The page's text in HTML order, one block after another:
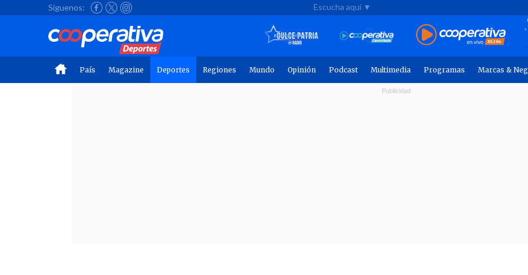
Síguenos: Escucha aquí ▼
País Magazine Deportes Regiones Mundo Opinión Podcast Multimedia Programas Marcas &